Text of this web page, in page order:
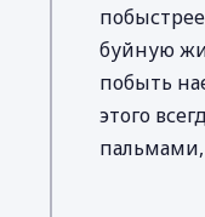
буйную
побыть
этого